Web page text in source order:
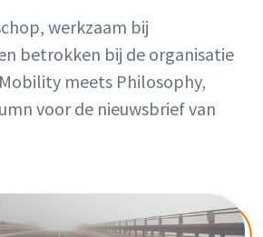
werkzaam bij
betrokken bij de organisatie
meets Philosophy,
voor de nieuwsbrief van